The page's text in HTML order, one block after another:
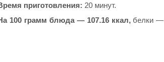
приготовления: 20 минут.
100 грамм блюда — 107.16 ккал,белки —